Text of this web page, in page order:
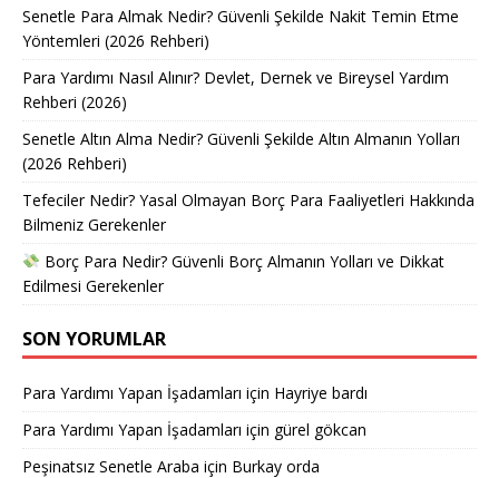
Senetle Para Almak Nedir? Güvenli Şekilde Nakit Temin Etme
Yöntemleri (2026 Rehberi)
Para Yardımı Nasıl Alınır? Devlet, Dernek ve Bireysel Yardım
Rehberi (2026)
Senetle Altın Alma Nedir? Güvenli Şekilde Altın Almanın Yolları
(2026 Rehberi)
Tefeciler Nedir? Yasal Olmayan Borç Para Faaliyetleri Hakkında
Bilmeniz Gerekenler
Borç Para Nedir? Güvenli Borç Almanın Yolları ve Dikkat
Edilmesi Gerekenler
SON YORUMLAR
Para Yardımı Yapan İşadamları için Hayriye bardı
Para Yardımı Yapan İşadamları için gürel gökcan
Peşinatsız Senetle Araba için Burkay orda